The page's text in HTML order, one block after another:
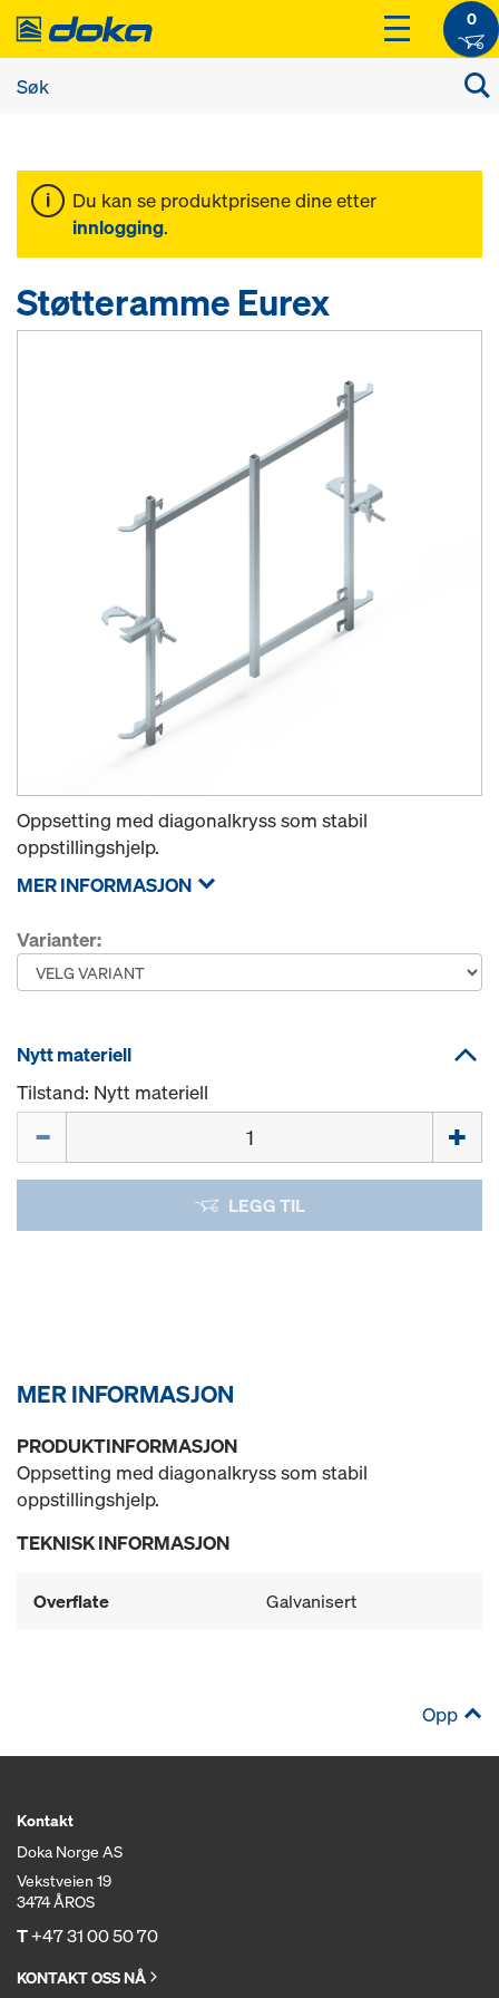
0
Du kan se produktprisene dine etter
innlogging.
Støtteramme Eurex
Oppsetting med diagonalkryss som stabil
oppstillingshjelp.
MER INFORMASJON
Varianter:
Nytt materiell
Tilstand: Nytt materiell
LEGG TIL
MER INFORMASJON
PRODUKTINFORMASJON
Oppsetting med diagonalkryss som stabil
oppstillingshjelp.
TEKNISK INFORMASJON
Overflate Galvanisert
Opp
Kontakt
Doka Norge AS
Vekstveien 19
3474 ÅROS
T+47 31 00 50 70
KONTAKT OSS NÅ